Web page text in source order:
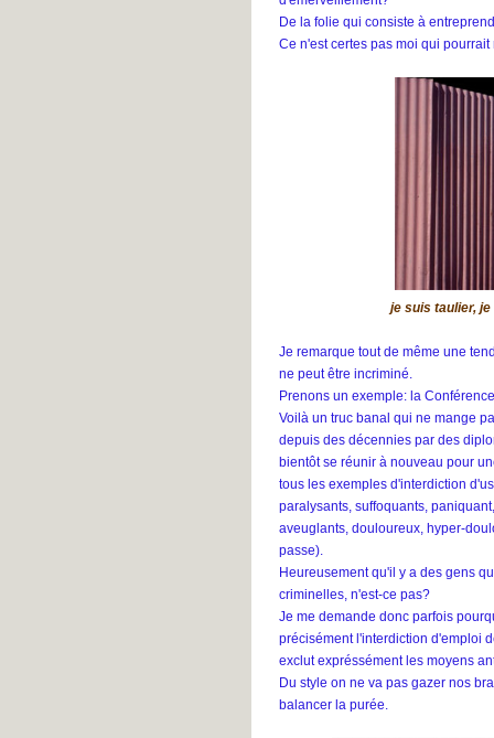
De la folie qui consiste à
Ce n'est certes pas moi qui
je suis taulier,
Je remarque tout de même une
ne peut être incriminé.
Prenons un exemple: la
Voilà un truc banal qui ne mange
depuis des décennies par des
bientôt se réunir à nouveau pour
tous les exemples d'interdiction
paralysants, suffoquants,
aveuglants, douloureux, hyper-
passe).
Heureusement qu'il y a des gens
criminelles, n'est-ce pas?
Je me demande donc parfois
précisément l'interdiction d'emploi
exclut expréssément les moyens
Du style on ne va pas gazer nos
balancer la purée.